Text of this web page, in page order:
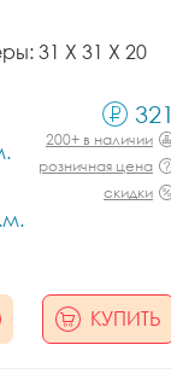
31 X 31 X 20
321
200+ в наличии
розничная цена
скидки
КУПИТЬ